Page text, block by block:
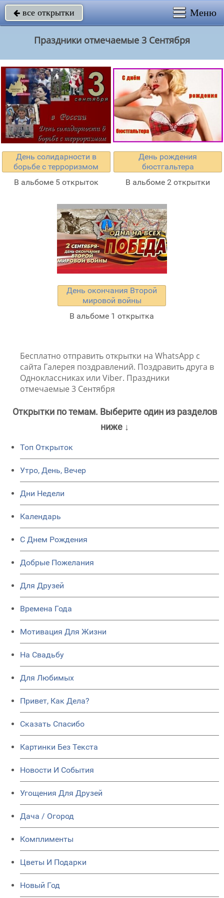
 все открытки Меню
Праздники отмечаемые 3 Сентября
День солидарности в
борьбе с терроризмом
В альбоме 5 открыток
День рождения
бюстгальтера
В альбоме 2 открытки
День окончания Второй
мировой войны
В альбоме 1 открытка
Бесплатно отправить открытки на WhatsApp с
сайта Галерея поздравлений. Поздравить друга в
Одноклассниках или Viber. Праздники
отмечаемые 3 Сентября
Открытки по темам. Выберите один из разделов
ниже ↓
Топ Открыток
Утро, День, Вечер
Дни Недели
Календарь
C Днем Рождения
Добрые Пожелания
Для Друзей
Времена Года
Мотивация Для Жизни
На Свадьбу
Для Любимых
Привет, Как Дела?
Сказать Спасибо
Картинки Без Текста
Новости И События
Угощения Для Друзей
Дача / Огород
Комплименты
Цветы И Подарки
Новый Год